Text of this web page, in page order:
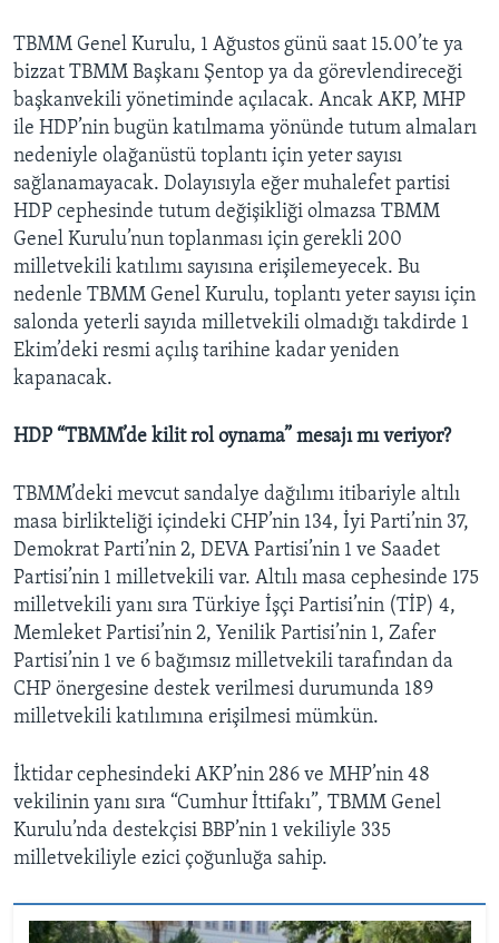
TBMM Genel Kurulu, 1 Ağustos günü saat 15.00’te ya
bizzat TBMM Başkanı Şentop ya da görevlendireceği
başkanvekili yönetiminde açılacak. Ancak AKP, MHP
ile HDP’nin bugün katılmama yönünde tutum almaları
nedeniyle olağanüstü toplantı için yeter sayısı
sağlanamayacak. Dolayısıyla eğer muhalefet partisi
HDP cephesinde tutum değişikliği olmazsa TBMM
Genel Kurulu’nun toplanması için gerekli 200
milletvekili katılımı sayısına erişilemeyecek. Bu
nedenle TBMM Genel Kurulu, toplantı yeter sayısı için
salonda yeterli sayıda milletvekili olmadığı takdirde 1
Ekim’deki resmi açılış tarihine kadar yeniden
kapanacak.
HDP “TBMM’de kilit rol oynama” mesajı mı veriyor?
TBMM’deki mevcut sandalye dağılımı itibariyle altılı
masa birlikteliği içindeki CHP’nin 134, İyi Parti’nin 37,
Demokrat Parti’nin 2, DEVA Partisi’nin 1 ve Saadet
Partisi’nin 1 milletvekili var. Altılı masa cephesinde 175
milletvekili yanı sıra Türkiye İşçi Partisi’nin (TİP) 4,
Memleket Partisi’nin 2, Yenilik Partisi’nin 1, Zafer
Partisi’nin 1 ve 6 bağımsız milletvekili tarafından da
CHP önergesine destek verilmesi durumunda 189
milletvekili katılımına erişilmesi mümkün.
İktidar cephesindeki AKP’nin 286 ve MHP’nin 48
vekilinin yanı sıra “Cumhur İttifakı”, TBMM Genel
Kurulu’nda destekçisi BBP’nin 1 vekiliyle 335
milletvekiliyle ezici çoğunluğa sahip.